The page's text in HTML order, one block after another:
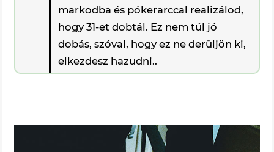
markodba és pókerarccal realizálod,
hogy 31-et dobtál. Ez nem túl jó
dobás, szóval, hogy ez ne derüljön ki,
elkezdesz hazudni..